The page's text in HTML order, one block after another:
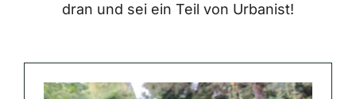
dran und sei ein Teil von Urbanist!